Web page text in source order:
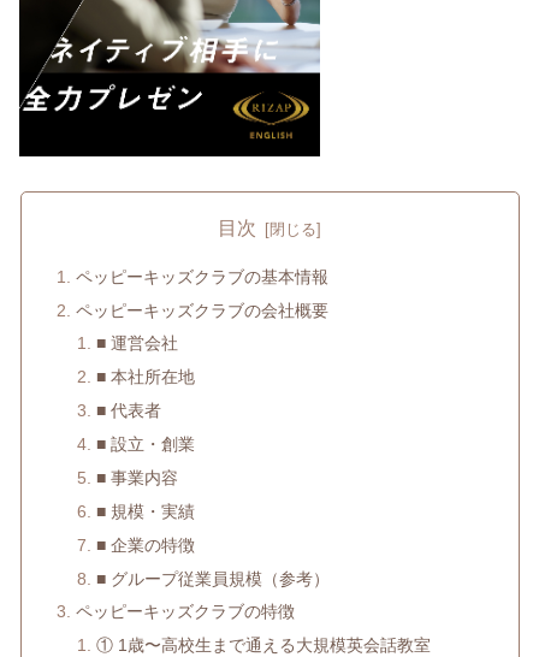
目次
ペッピーキッズクラブの基本情報
ペッピーキッズクラブの会社概要
■ 運営会社
■ 本社所在地
■ 代表者
■ 設立・創業
■ 事業内容
■ 規模・実績
■ 企業の特徴
■ グループ従業員規模（参考）
ペッピーキッズクラブの特徴
① 1歳〜高校生まで通える大規模英会話教室